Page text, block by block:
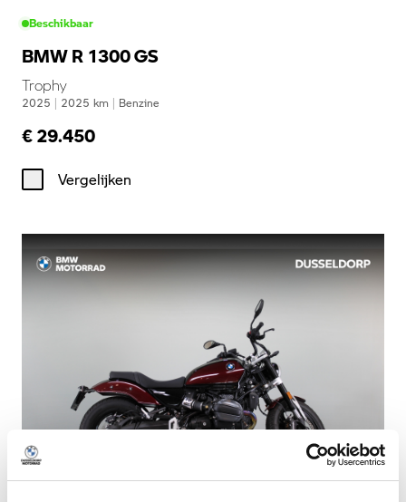
Beschikbaar
BMW R 1300 GS
Trophy
2025 | 2025 km | Benzine
€ 29.450
Vergelijken